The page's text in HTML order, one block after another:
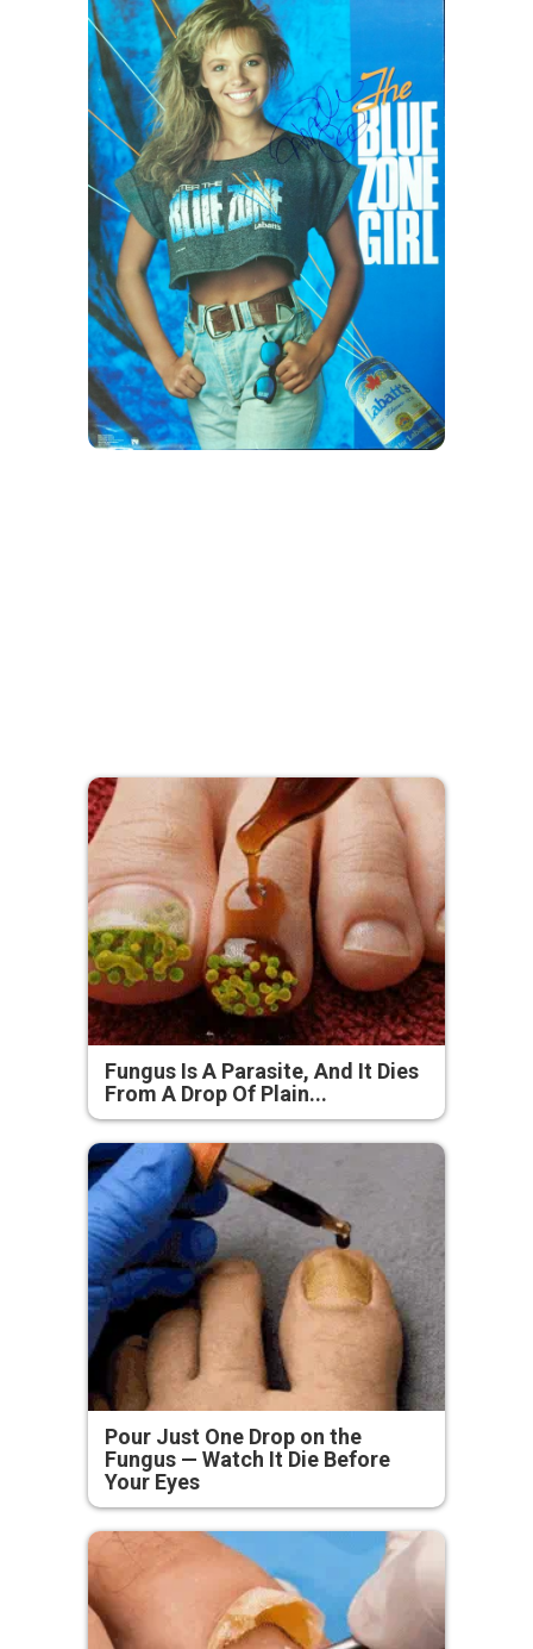
Fungus Is A Parasite, And It Dies
From A Drop Of Plain...
Pour Just One Drop on the
Fungus — Watch It Die Before
Your Eyes